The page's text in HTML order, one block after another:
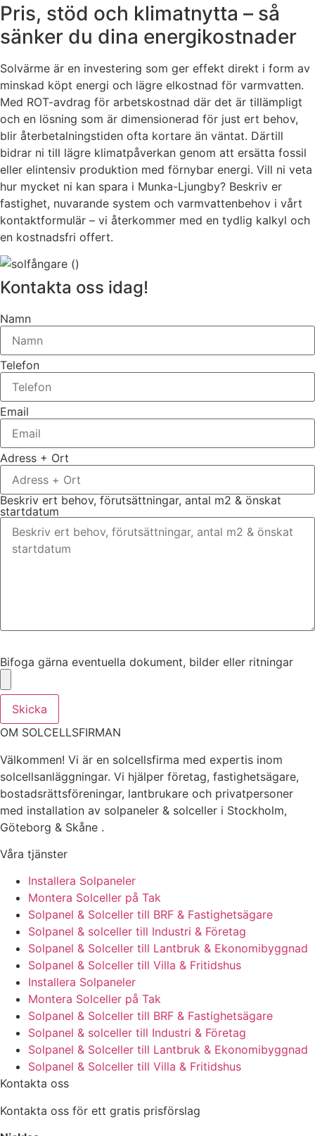
Pris, stöd och klimatnytta – så
sänker du dina energikostnader
Solvärme är en investering som ger effekt direkt i form av
minskad köpt energi och lägre elkostnad för varmvatten.
Med ROT-avdrag för arbetskostnad där det är tillämpligt
och en lösning som är dimensionerad för just ert behov,
blir återbetalningstiden ofta kortare än väntat. Därtill
bidrar ni till lägre klimatpåverkan genom att ersätta fossil
eller elintensiv produktion med förnybar energi. Vill ni veta
hur mycket ni kan spara i Munka-Ljungby? Beskriv er
fastighet, nuvarande system och varmvattenbehov i vårt
kontaktformulär – vi återkommer med en tydlig kalkyl och
en kostnadsfri offert.
Kontakta oss idag!
Namn
Telefon
Email
Adress + Ort
Beskriv ert behov, förutsättningar, antal m2 & önskat
startdatum
Bifoga gärna eventuella dokument, bilder eller ritningar
Skicka
OM SOLCELLSFIRMAN
Välkommen! Vi är en solcellsfirma med expertis inom
solcellsanläggningar. Vi hjälper företag, fastighetsägare,
bostadsrättsföreningar, lantbrukare och privatpersoner
med installation av solpaneler & solceller i Stockholm,
Göteborg & Skåne .
Våra tjänster
Installera Solpaneler
Montera Solceller på Tak
Solpanel & Solceller till BRF & Fastighetsägare
Solpanel & solceller till Industri & Företag
Solpanel & Solceller till Lantbruk & Ekonomibyggnad
Solpanel & Solceller till Villa & Fritidshus
Installera Solpaneler
Montera Solceller på Tak
Solpanel & Solceller till BRF & Fastighetsägare
Solpanel & solceller till Industri & Företag
Solpanel & Solceller till Lantbruk & Ekonomibyggnad
Solpanel & Solceller till Villa & Fritidshus
Kontakta oss
Kontakta oss för ett gratis prisförslag